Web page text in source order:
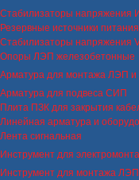
Стабилизаторы напряжения
Резервные источники
Стабилизаторы напряжения
Опоры ЛЭП железобетонные
Арматура для монтажа ЛЭП и
Арматура для подвеса СИП
Плита ПЗК для закрытия
Линейная арматура и
Лента сигнальная
Инструмент для
Инструмент для монтажа ЛЭП